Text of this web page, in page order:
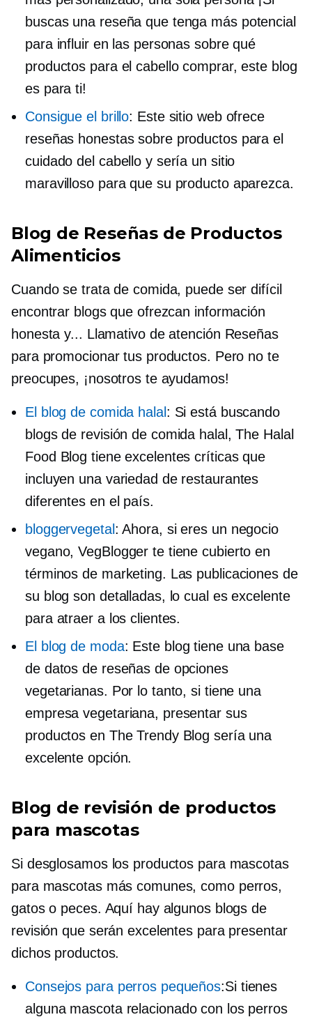
buscas una reseña que tenga más potencial
para influir en las personas sobre qué
productos para el cabello comprar, este blog
es para ti!
Consigue el brillo: Este sitio web ofrece
reseñas honestas sobre productos para el
cuidado del cabello y sería un sitio
maravilloso para que su producto aparezca.
Blog de Reseñas de Productos
Alimenticios
Cuando se trata de comida, puede ser difícil
encontrar blogs que ofrezcan información
honesta y... Llamativo de atención Reseñas
para promocionar tus productos. Pero no te
preocupes, ¡nosotros te ayudamos!
El blog de comida halal : Si está buscando
blogs de revisión de comida halal, The Halal
Food Blog tiene excelentes críticas que
incluyen una variedad de restaurantes
diferentes en el país.
bloggervegetal : Ahora, si eres un negocio
vegano, VegBlogger te tiene cubierto en
términos de marketing. Las publicaciones de
su blog son detalladas, lo cual es excelente
para atraer a los clientes.
El blog de moda: Este blog tiene una base
de datos de reseñas de opciones
vegetarianas. Por lo tanto, si tiene una
empresa vegetariana, presentar sus
productos en The Trendy Blog sería una
excelente opción.
Blog de revisión de productos
para mascotas
Si desglosamos los productos para mascotas
para mascotas más comunes, como perros,
gatos o peces. Aquí hay algunos blogs de
revisión que serán excelentes para presentar
dichos productos.
Consejos para perros pequeños:Si tienes
alguna mascota relacionado con los perros